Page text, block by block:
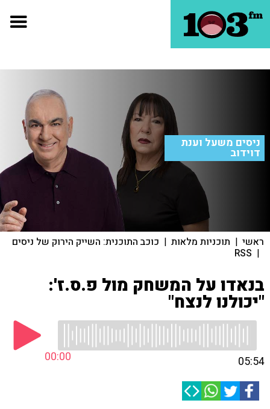
ניסים משעל וענת
דוידוב
ראשי | תוכניות מלאות | כוכב התוכנית: השייק הירוק של ניסים
|
RSS
בנאדו על המשחק מול פ.ס.ז':
"יכולנו לנצח"
00:00 05:54